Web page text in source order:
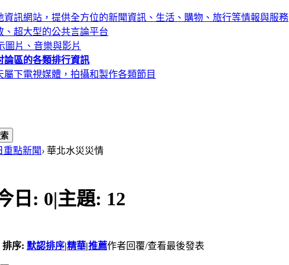
資訊網站，提供全方位的新聞資訊、生活、購物、旅行等情報與服務
、超大型的公共言論平台
圖片、音樂與影片
論區的各類排行資訊
屬下電視媒體，拍攝和製作各類節目
重點新聞› 華北水災災情
日: 0|主題: 12
排序: 默認排序|精華|推薦作者回覆/查看最後發表